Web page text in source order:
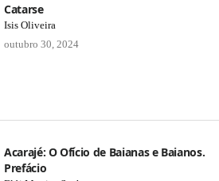
Catarse
Isis Oliveira
outubro 30, 2024
Acarajé: O Ofício de Baianas e Baianos.
Prefácio